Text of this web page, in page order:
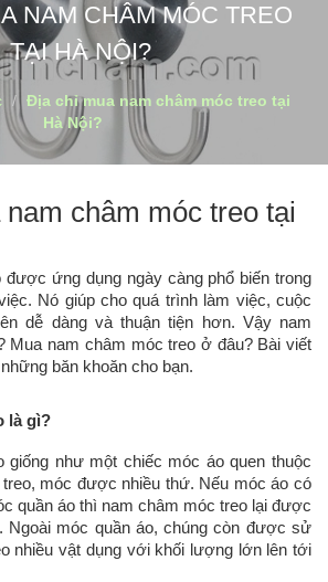
NAM CHÂM MÓC TREO
TẠI HÀ NỘI?
Địa chỉ mua nam châm móc treo tại
Hà Nội?
châm móc treo tại
được ứng dụng ngày càng phổ biến trong
Nó giúp cho quá trình làm việc, cuộc
dễ dàng và thuận tiện hơn. Vậy nam
Mua nam châm móc treo ở đâu? Bài viết
băn khoăn cho bạn.
là gì?
giống như một chiếc móc áo quen thuộc
móc được nhiều thứ. Nếu móc áo có
quần áo thì nam châm móc treo lại được
Ngoài móc quần áo, chúng còn được sử
nhiều vật dụng với khối lượng lớn lên tới